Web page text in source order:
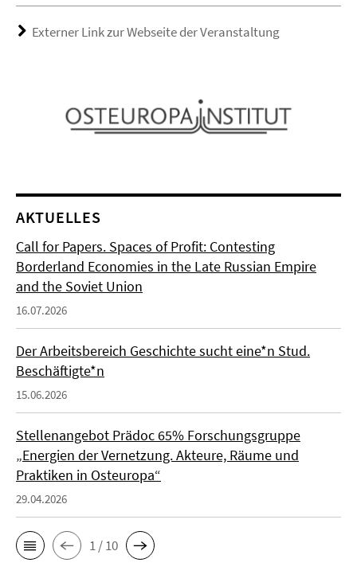
Externer Link zur Webseite der Veranstaltung
AKTUELLES
Call for Papers. Spaces of Profit: Contesting
Borderland Economies in the Late Russian Empire
and the Soviet Union
16.07.2026
Der Arbeitsbereich Geschichte sucht eine*n Stud.
Beschäftigte*n
15.06.2026
Stellenangebot Prädoc 65% Forschungsgruppe
„Energien der Vernetzung. Akteure, Räume und
Praktiken in Osteuropa“
29.04.2026
1 / 10